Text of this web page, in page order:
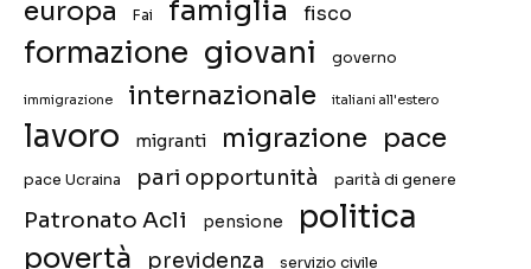
europa Fai famiglia fisco
formazione giovani governo
immigrazione internazionale italiani all'estero
lavoro migranti migrazione pace
pace Ucraina pari opportunità parità di genere
Patronato Acli pensione politica
povertà previdenza servizio civile